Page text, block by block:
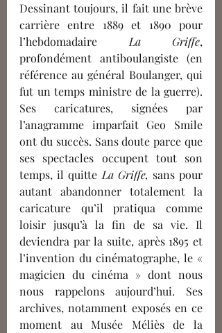
Dessinant toujours, il fait une brève
carrière entre 1889 et 1890 pour
l’hebdomadaire La Griffe,
profondément antiboulangiste (en
référence au général Boulanger, qui
fut un temps ministre de la guerre).
Ses caricatures, signées par
l’anagramme imparfait Geo Smile
ont du succès. Sans doute parce que
ses spectacles occupent tout son
temps, il quitte La Griffe, sans pour
autant abandonner totalement la
caricature qu’il pratiqua comme
loisir jusqu’à la fin de sa vie. Il
deviendra par la suite, après 1895 et
l’invention du cinématographe, le «
magicien du cinéma » dont nous
nous rappelons aujourd’hui. Ses
archives, notamment exposés en ce
moment au Musée Méliès de la